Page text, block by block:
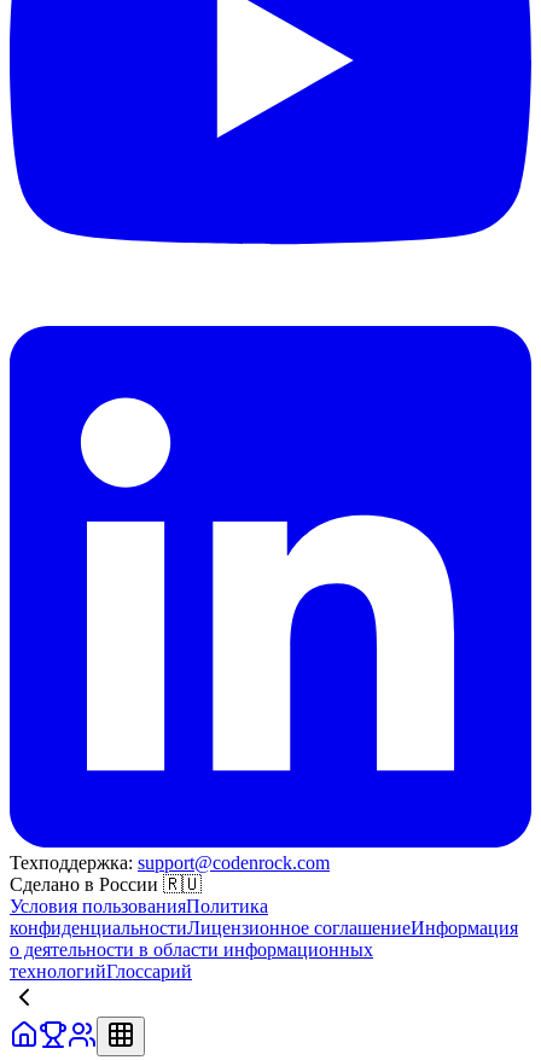
Техподдержка: support@codenrock.com
Сделано в России 🇷🇺
Условия пользованияПолитика
конфиденциальностиЛицензионное соглашениеИнформация
о деятельности в области информационных
технологийГлоссарий